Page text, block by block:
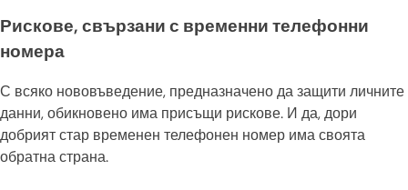
Рискове, свързани с временни телефонни
номера
С всяко нововъведение, предназначено да защити личните
данни, обикновено има присъщи рискове. И да, дори
добрият стар временен телефонен номер има своята
обратна страна.